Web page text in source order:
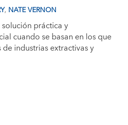
, NATE VERNON
práctica y
cuando se basan en los que
industrias extractivas y